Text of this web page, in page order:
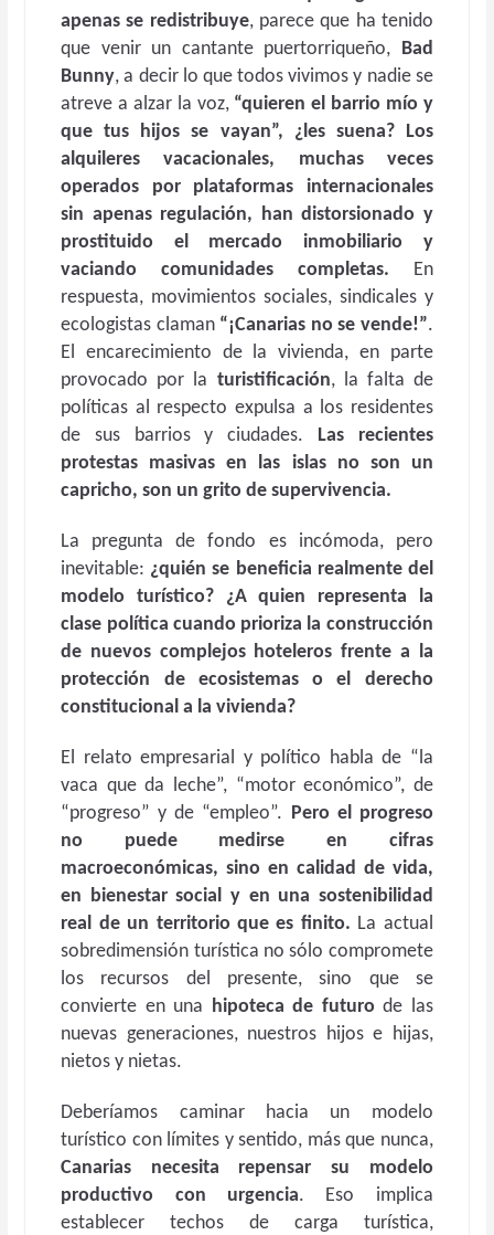
apenas se redistribuye, parece que ha tenido
que venir un cantante puertorriqueño, Bad
Bunny, a decir lo que todos vivimos y nadie se
atreve a alzar la voz, “quieren el barrio mío y
que tus hijos se vayan”, ¿les suena? Los
alquileres vacacionales, muchas veces
operados por plataformas internacionales
sin apenas regulación, han distorsionado y
prostituido el mercado inmobiliario y
vaciando comunidades completas. En
respuesta, movimientos sociales, sindicales y
ecologistas claman “¡Canarias no se vende!”.
El encarecimiento de la vivienda, en parte
provocado por la turistificación, la falta de
políticas al respecto expulsa a los residentes
de sus barrios y ciudades. Las recientes
protestas masivas en las islas no son un
capricho, son un grito de supervivencia.
La pregunta de fondo es incómoda, pero
inevitable: ¿quién se beneficia realmente del
modelo turístico? ¿A quien representa la
clase política cuando prioriza la construcción
de nuevos complejos hoteleros frente a la
protección de ecosistemas o el derecho
constitucional a la vivienda?
El relato empresarial y político habla de “la
vaca que da leche”, “motor económico”, de
“progreso” y de “empleo”. Pero el progreso
no puede medirse en cifras
macroeconómicas, sino en calidad de vida,
en bienestar social y en una sostenibilidad
real de un territorio que es finito. La actual
sobredimensión turística no sólo compromete
los recursos del presente, sino que se
convierte en una hipoteca de futuro de las
nuevas generaciones, nuestros hijos e hijas,
nietos y nietas.
Deberíamos caminar hacia un modelo
turístico con límites y sentido, más que nunca,
Canarias necesita repensar su modelo
productivo con urgencia. Eso implica
establecer techos de carga turística,